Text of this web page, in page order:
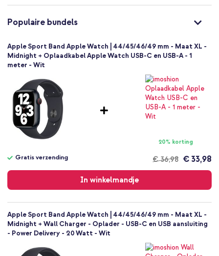
Maat XL
Pinsluiting
Populaire bundels
Apple Sport Band Apple Watch | 44/45/46/49 mm - Maat XL -
Midnight + Oplaadkabel Apple Watch USB-C en USB-A - 1
meter - Wit
20% korting
€ 36,98
Gratis verzending € 33,98
In winkelmandje
verzending
Apple Sport Band Apple Watch | 44/45/46/49 mm - Maat XL -
Midnight + Wall Charger - Oplader - USB-C en USB aansluiting
- Power Delivery - 20 Watt - Wit